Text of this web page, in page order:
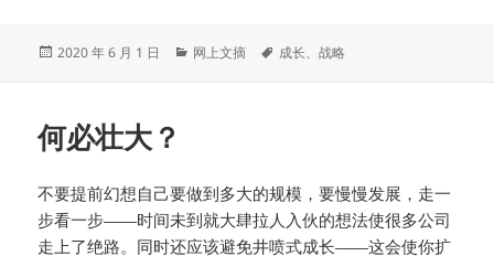
发
2020 年 6 月 1 日
分
网上文摘
标
成长、战略
何必壮大？
不要提前幻想自己要做到多大的规模，要慢慢发展，走一
步看一步——时间未到就大肆拉人入伙的想法使很多公司
走上了绝路。同时还应该避免井喷式成长——这会使你扩